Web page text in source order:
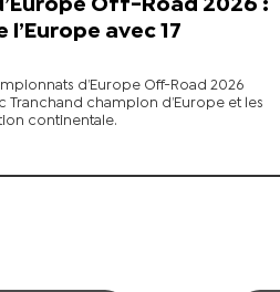
Off-Road 2026 :
l’Europe avec 17
d’Europe Off-Road 2026
Tranchand champion d’Europe et les
continentale.